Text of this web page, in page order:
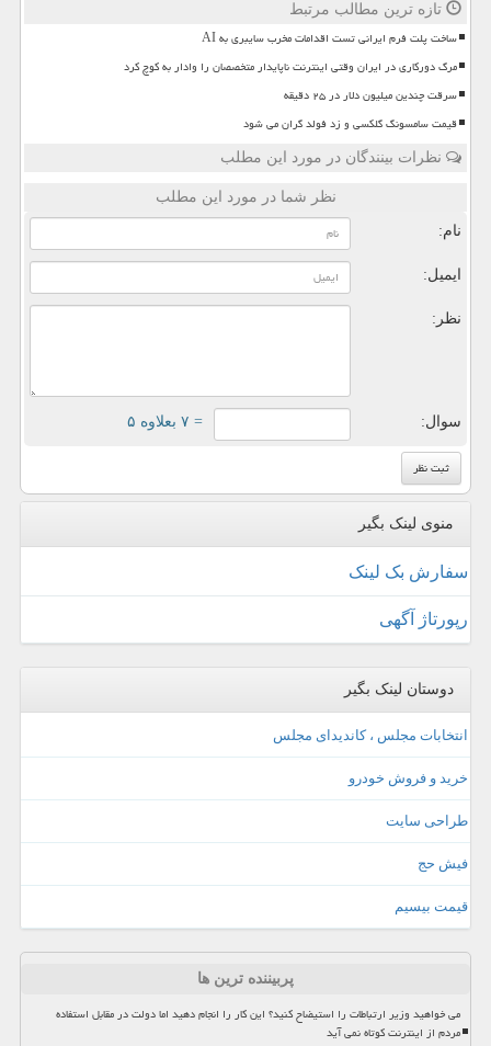
تازه ترین مطالب مرتبط
ساخت پلت فرم ایرانی تست اقدامات مخرب سایبری به AI
مرگ دورکاری در ایران وقتی اینترنت ناپایدار متخصصان را وادار به کوچ کرد
سرقت چندین میلیون دلار در ۲۵ دقیقه
قیمت سامسونگ گلکسی و زد فولد گران می شود
نظرات بینندگان در مورد این مطلب
نظر شما در مورد این مطلب
نام:
ایمیل:
نظر:
سوال: = ۷ بعلاوه ۵
منوی لینک بگیر
سفارش بک لینک
رپورتاژ آگهی
دوستان لینک بگیر
انتخابات مجلس ، کاندیدای مجلس
خرید و فروش خودرو
طراحی سایت
فیش حج
قیمت بیسیم
پربیننده ترین ها
می خواهید وزیر ارتباطات را استیضاح کنید؟ این کار را انجام دهید اما دولت در مقابل استفاده
مردم از اینترنت کوتاه نمی آید